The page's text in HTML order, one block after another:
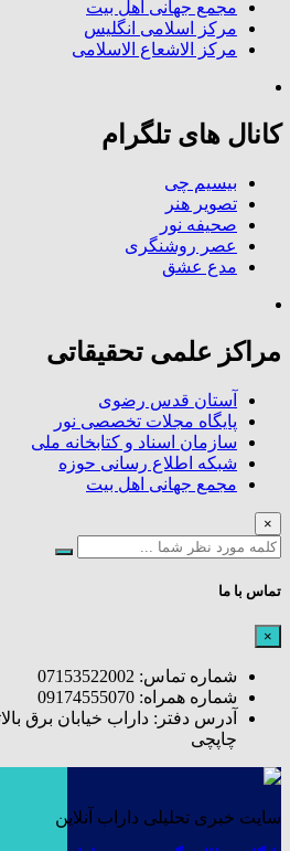
مجمع جهانی اهل بیت
مرکز اسلامی انگلیس
مرکز الاشعاع الاسلامی
کانال های تلگرام
بیسیم چی
تصویر هنر
صحیفه نور
عصر روشنگری
مدع عشق
مراکز علمی تحقیقاتی
آستان قدس رضوی
پایگاه مجلات تخصصی نور
سازمان اسناد و کتابخانه ملی
شبکه اطلاع رسانی حوزه
مجمع جهانی اهل بیت
×
تماس با ما
×
شماره تماس: 07153522002
شماره همراه: 09174555070
چاپچی
سایت خبری تحلیلی داراب آنلاین